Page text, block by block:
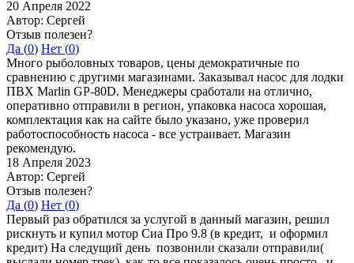
20 Апреля 2022
Автор: Сергей
Отзыв полезен?
Да (0) Нет (0)
Много рыболовных товаров, цены демократичные по
сравнению с другими магазинами. Заказывал насос для лодки
ПВХ Marlin GP-80D. Менеджеры сработали на отлично,
оперативно отправили в регион, упаковка насоса хорошая,
комплектация как на сайте было указано, уже проверил
работоспособность насоса - все устраивает. Магазин
рекомендую.
18 Апреля 2023
Автор: Сергей
Отзыв полезен?
Да (0) Нет (0)
Первый раз обратился за услугой в данный магазин, решил
рискнуть и купил мотор Сиа Про 9.8 (в кредит, и оформил
кредит) На следущий день позвонили сказали отправили(